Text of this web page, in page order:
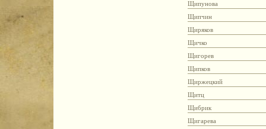
Щипунова
Щипчин
Щиряков
Щичко
Щигорев
Щипков
Щиржецкий
Щитц
Щибрик
Щигарева